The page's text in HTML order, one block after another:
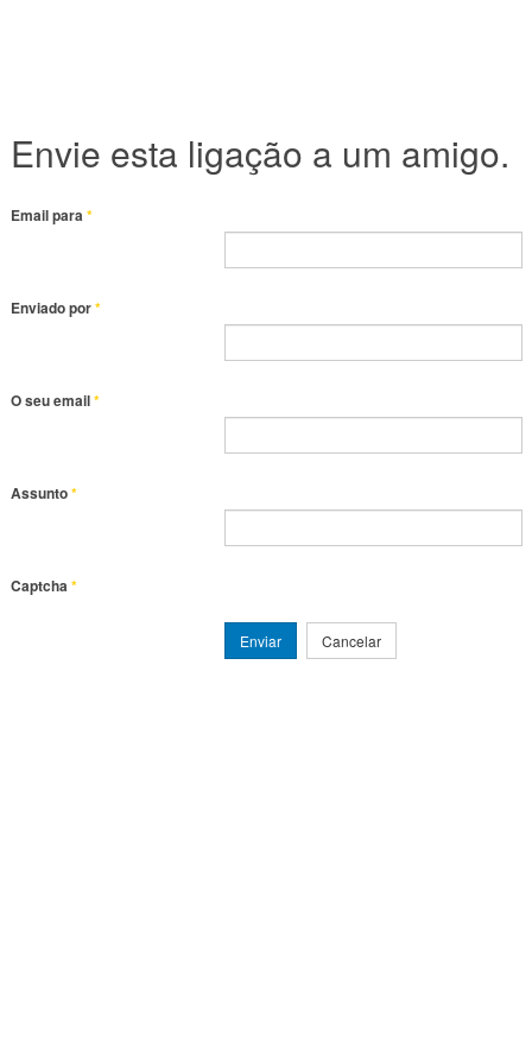
Envie esta ligação a um amigo.
Email para*
Enviado por*
O seu email*
Assunto*
Captcha*
Enviar Cancelar